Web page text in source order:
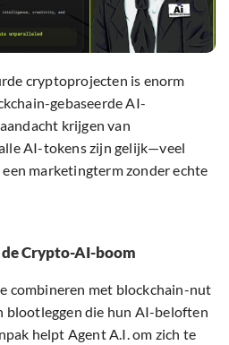
cryptoprojecten is enorm
gebaseerde AI-
krijgen van
AI-tokens zijn gelijk—veel
een marketingterm zonder echte
Crypto-AI-boom
combineren met blockchain-nut
die hun AI-beloften
helpt Agent A.I. om zich te